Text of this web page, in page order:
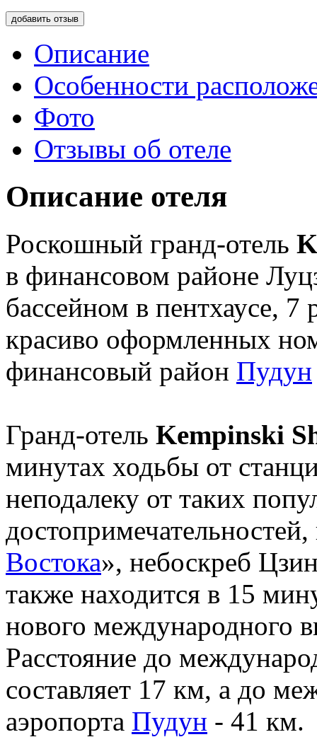
добавить отзыв
Описание
Особенности
Фото
Отзывы об отеле
Описание отеля
Роскошный гранд-отель
в финансовом районе
бассейном в пентхаусе,
красиво оформленных
финансовый район Пудун
Гранд-отель Kempinski
минутах ходьбы от
неподалеку от таких
Востока», небоскреб
также находится в 15
нового международного
Расстояние до
составляет 17 км, а до
аэропорта Пудун - 41 км.